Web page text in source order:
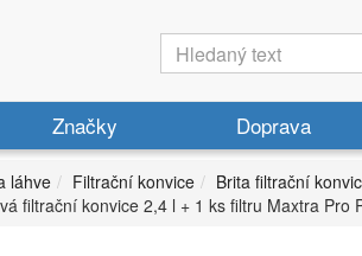
Značky Doprava
láhve Filtrační konvice Brita filtrační
filtrační konvice 2,4 l + 1 ks filtru Maxtra Pro